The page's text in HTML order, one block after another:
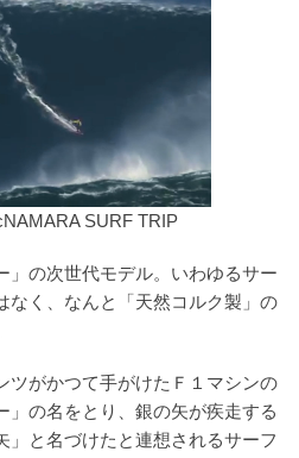
SURF TRIP
」の次世代モデル。いわゆるサー
なく、なんと「天然コルク製」の
ツがかつて手がけたＦ１マシンの
」の名をとり、銀の矢が疾走する
」と名づけたと連想されるサーフ